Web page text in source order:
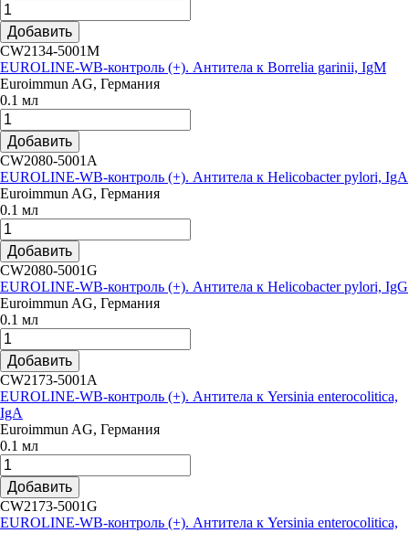
Добавить
CW2134-5001M
EUROLINE-WB-контроль (+). Антитела к Borrelia garinii, IgM
Euroimmun AG, Германия
0.1 мл
Добавить
CW2080-5001A
EUROLINE-WB-контроль (+). Антитела к Helicobacter pylori, IgA
Euroimmun AG, Германия
0.1 мл
Добавить
CW2080-5001G
EUROLINE-WB-контроль (+). Антитела к Helicobacter pylori, IgG
Euroimmun AG, Германия
0.1 мл
Добавить
CW2173-5001A
EUROLINE-WB-контроль (+). Антитела к Yersinia enterocolitica,
IgA
Euroimmun AG, Германия
0.1 мл
Добавить
CW2173-5001G
EUROLINE-WB-контроль (+). Антитела к Yersinia enterocolitica,